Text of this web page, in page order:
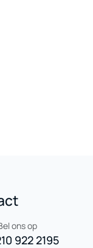
ons op
922 2195